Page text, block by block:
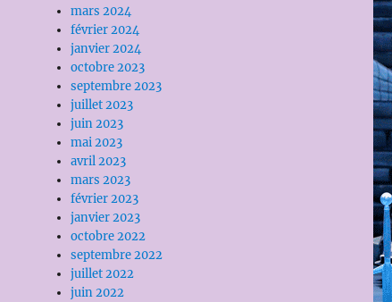
mars 2024
février 2024
janvier 2024
octobre 2023
septembre 2023
juillet 2023
juin 2023
mai 2023
avril 2023
mars 2023
février 2023
janvier 2023
octobre 2022
septembre 2022
juillet 2022
juin 2022